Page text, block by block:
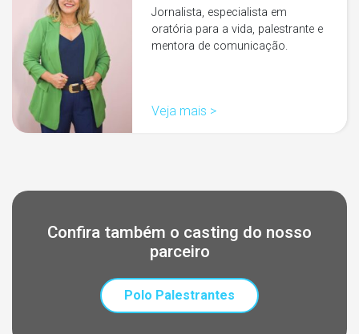
Jornalista, especialista em
oratória para a vida, palestrante e
mentora de comunicação.
Veja mais >
Confira também o casting do nosso
parceiro
Polo Palestrantes